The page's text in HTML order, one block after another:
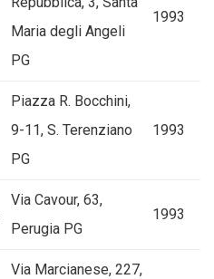
Maria degli Angeli
PG
1993
Piazza R. Bocchini,
9-11, S. Terenziano
PG
1993
Via Cavour, 63,
Perugia PG
1993
Via Marcianese, 227,